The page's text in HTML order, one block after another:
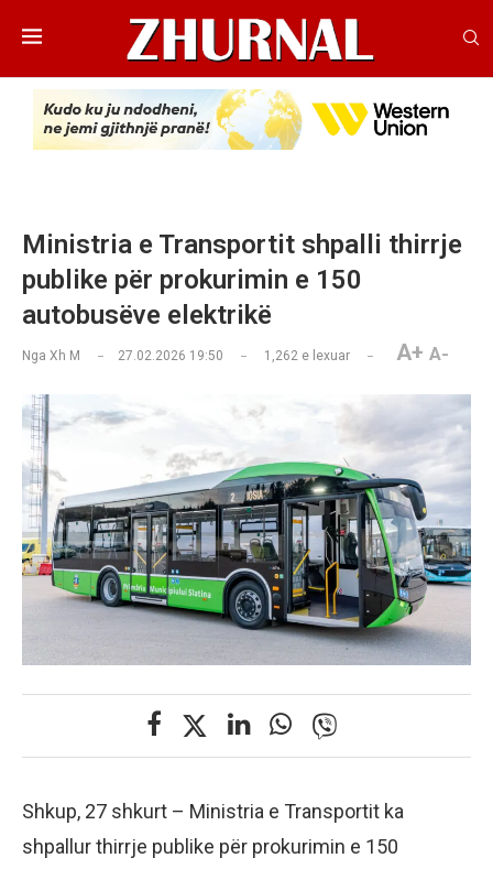
Ministria e Transportit shpalli thirrje
publike për prokurimin e 150
autobusëve elektrikë
Nga Xh M 27.02.2026 19:50 1,262 e lexuar A+ A-
Shkup, 27 shkurt – Ministria e Transportit ka
shpallur thirrje publike për prokurimin e 150